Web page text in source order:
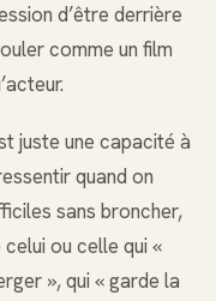
d’être derrière
comme un film
juste une capacité à
quand on
sans broncher,
ou celle qui «
», qui « garde la